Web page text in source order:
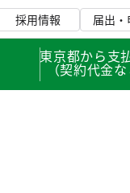
採用情報 届出
東京都から支
（契約代金